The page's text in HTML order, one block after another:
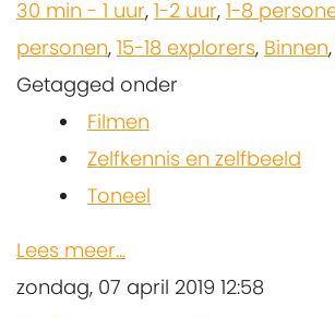
30 min - 1 uur, 1-2 uur, 1-8
personen, 15-18 explorers, Binnen,
Getagged onder
Filmen
Zelfkennis en zelfbeeld
Toneel
Lees meer...
zondag, 07 april 2019 12:58